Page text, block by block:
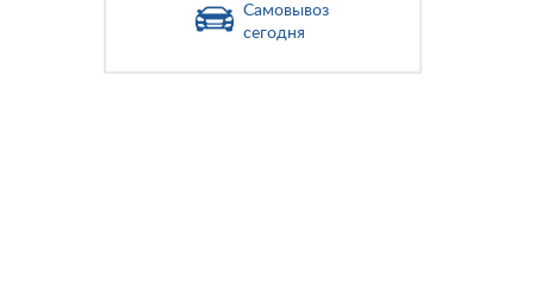
Самовывоз
сегодня